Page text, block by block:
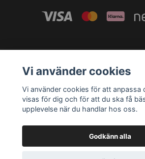
Bosch Car Service – Diesel Center
Vi använder cookies
Vi använder cookies för att anpassa
visas för dig och för att du ska få
upplevelse när du handlar hos oss.
Godkänn alla